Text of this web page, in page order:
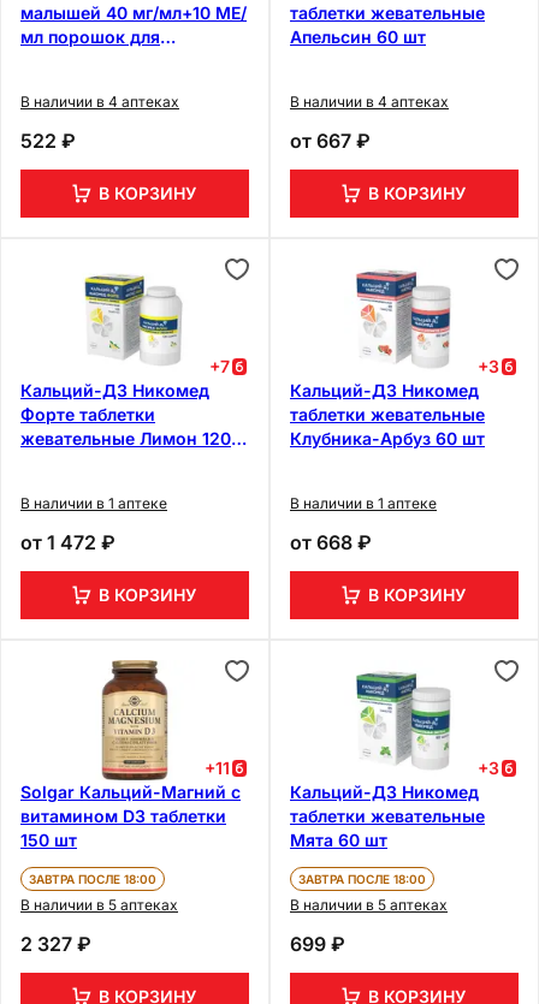
малышей 40 мг/мл+10 МЕ/
мл порошок для
В наличии в 4 аптеках
522 ₽
В КОРЗИНУ
таблетки жевательные
Апельсин 60 шт
В наличии в 4 аптеках
от 667 ₽
В КОРЗИНУ
+7
Кальций-Д3 Никомед
Форте таблетки
жевательные Лимон 120
В наличии в 1 аптеке
от 1 472 ₽
В КОРЗИНУ
+3
Кальций-Д3 Никомед
таблетки жевательные
Клубника-Арбуз 60 шт
В наличии в 1 аптеке
от 668 ₽
В КОРЗИНУ
+11
Solgar Кальций-Магний с
витамином D3 таблетки
150 шт
ЗАВТРА ПОСЛЕ 18:00
В наличии в 5 аптеках
2 327 ₽
В КОРЗИНУ
+3
Кальций-Д3 Никомед
таблетки жевательные
Мята 60 шт
ЗАВТРА ПОСЛЕ 18:00
В наличии в 5 аптеках
699 ₽
В КОРЗИНУ